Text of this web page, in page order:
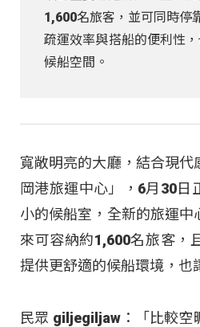
1,600名旅客，並可同時停
疏運效率與搭船的便利性
候船空間。
寬敞明亮的大廳，結合現代
岡港旅運中心」，6月30日
小的候船室，全新的旅運中
來可容納約1,600名旅客，
提供更舒適的候船環境，也
民眾 giljegiljaw：「比較空